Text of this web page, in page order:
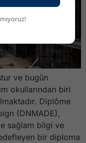
ve bugün
okullarından biri
Diplôme
(DNMADE),
sağlam bilgi ve
bir diploma